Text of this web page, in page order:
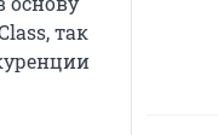
так